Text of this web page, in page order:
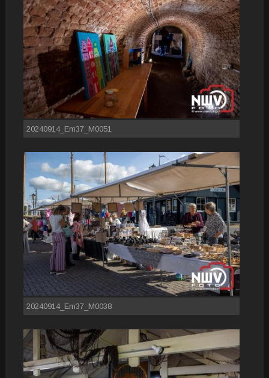
20240914_Em37_M0051
20240914_Em37_M0038